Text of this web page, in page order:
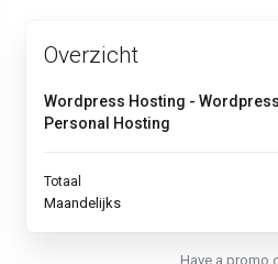
Overzicht
Wordpress Hosting - Wordpress
Personal Hosting
Totaal
Maandelijks
Have a promo